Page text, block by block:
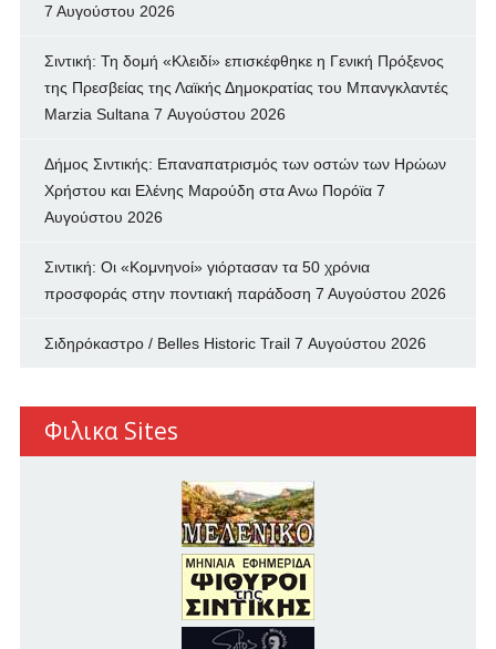
7 Αυγούστου 2026
Σιντική: Τη δομή «Κλειδί» επισκέφθηκε η Γενική Πρόξενος
της Πρεσβείας της Λαϊκής Δημοκρατίας του Μπανγκλαντές
Marzia Sultana 7 Αυγούστου 2026
Δήμος Σιντικής: Επαναπατρισμός των oστών των Ηρώων
Χρήστου και Ελένης Μαρούδη στα Ανω Πορόϊα 7
Αυγούστου 2026
Σιντική: Οι «Κομνηνοί» γιόρτασαν τα 50 χρόνια
προσφοράς στην ποντιακή παράδοση 7 Αυγούστου 2026
Σιδηρόκαστρο / Belles Historic Trail 7 Αυγούστου 2026
Φιλικα Sites